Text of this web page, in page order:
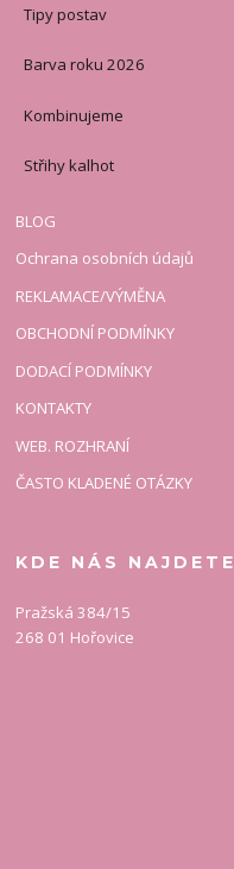
Tipy postav
Barva roku 2026
Kombinujeme
Střihy kalhot
BLOG
Ochrana osobních údajů
REKLAMACE/VÝMĚNA
OBCHODNÍ PODMÍNKY
DODACÍ PODMÍNKY
KONTAKTY
WEB. ROZHRANÍ
ČASTO KLADENÉ OTÁZKY
KDE NÁS NAJDETE
Pražská 384/15
268 01 Hořovice